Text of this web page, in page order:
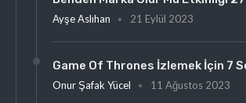
Ayşe Aslıhan 21 Eylül 2023
Game Of Thrones İzlemek İçin 7
Onur Şafak Yücel 11 Ağustos 2023